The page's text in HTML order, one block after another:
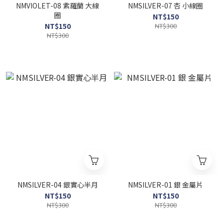
NMVIOLET-08 紫羅蘭 大線
圈
NT$150
NT$300
NMSILVER-07 杏 小線圈
NT$150
NT$300
NMSILVER-04 銀實心半月
NT$150
NT$300
NMSILVER-01 銀 金屬片
NT$150
NT$300